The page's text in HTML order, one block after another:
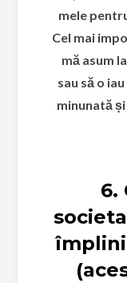
mele
Cel mai
mă asum
sau să o
minunată
6.